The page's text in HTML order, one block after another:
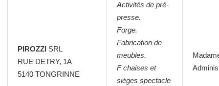
PIROZZI SRL
RUE DETRY, 1A
5140 TONGRINNE
Activités de pré-
presse.
Forge.
Fabrication de
meubles.
F chaises et
sièges spectacle